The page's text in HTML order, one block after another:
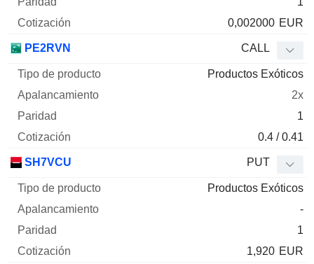
0,002000 EUR
PE2RVN CALL
Productos Exóticos
2x
1
0.4 / 0.41
SH7VCU PUT
Productos Exóticos
-
1
1,920 EUR